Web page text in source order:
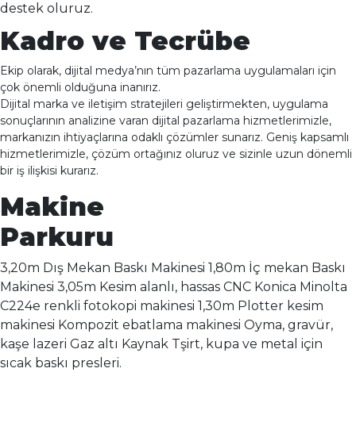
destek oluruz.
Kadro ve Tecrübe
Ekip olarak, dijital medya’nın tüm pazarlama uygulamaları için
çok önemli olduğuna inanırız.
Dijital marka ve iletişim stratejileri geliştirmekten, uygulama
sonuçlarının analizine varan dijital pazarlama hizmetlerimizle,
markanızın ihtiyaçlarına odaklı çözümler sunarız. Geniş kapsamlı
hizmetlerimizle, çözüm ortağınız oluruz ve sizinle uzun dönemli
bir iş ilişkisi kurarız.
Makine
Parkuru
3,20m Dış Mekan Baskı Makinesi 1,80m İç mekan Baskı
Makinesi 3,05m Kesim alanlı, hassas CNC Konica Minolta
C224e renkli fotokopi makinesi 1,30m Plotter kesim
makinesi Kompozit ebatlama makinesi Oyma, gravür,
kaşe lazeri Gaz altı Kaynak Tşirt, kupa ve metal için
sıcak baskı presleri.